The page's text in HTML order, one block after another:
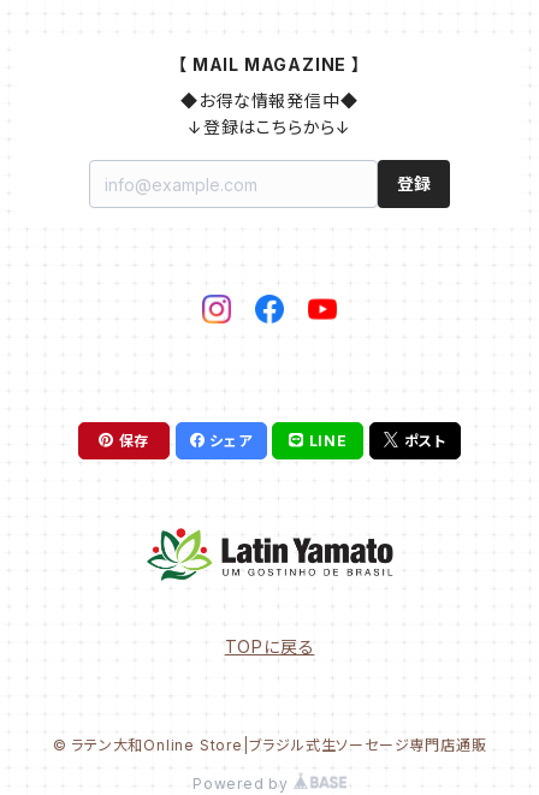
【 MAIL MAGAZINE 】
◆お得な情報発信中◆
↓登録はこちらから↓
登録
保存 シェア LINE ポスト
TOPに戻る
© ラテン大和Online Store|ブラジル式生ソーセージ専門店通販
Powered by